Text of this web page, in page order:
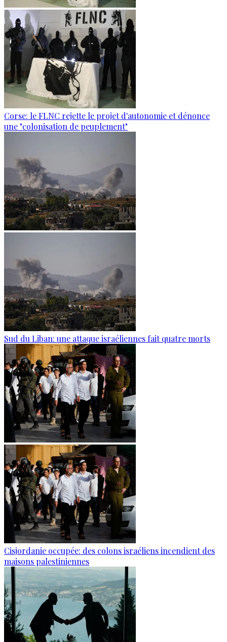
Corse: le FLNC rejette le projet d'autonomie et dénonce
une "colonisation de peuplement"
Sud du Liban: une attaque israéliennes fait quatre morts
Cisjordanie occupée: des colons israéliens incendient des
maisons palestiniennes